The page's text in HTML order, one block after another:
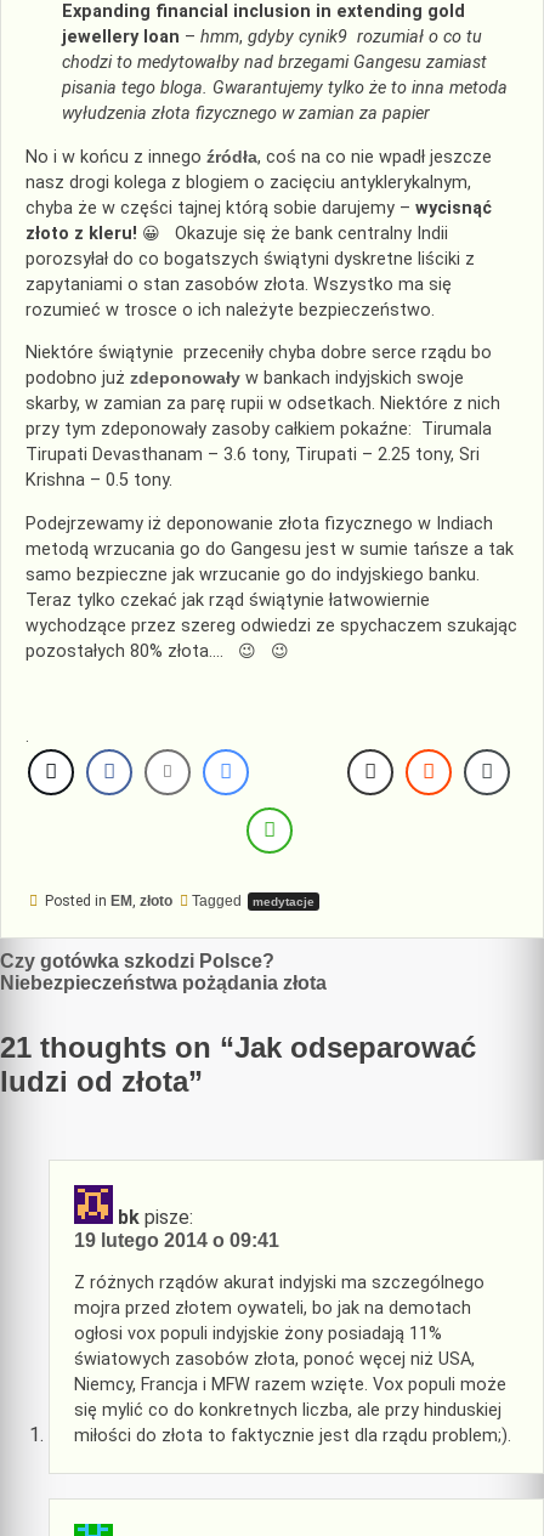
Expanding financial inclusion in extending gold
jewellery loan – hmm, gdyby cynik9 rozumiał o co tu
chodzi to medytowałby nad brzegami Gangesu zamiast
pisania tego bloga. Gwarantujemy tylko że to inna metoda
wyłudzenia złota fizycznego w zamian za papier
No i w końcu z innego źródła, coś na co nie wpadł jeszcze
nasz drogi kolega z blogiem o zacięciu antyklerykalnym,
chyba że w części tajnej którą sobie darujemy – wycisnąć
złoto z kleru! 😀 Okazuje się że bank centralny Indii
porozsyłał do co bogatszych świątyni dyskretne liściki z
zapytaniami o stan zasobów złota. Wszystko ma się
rozumieć w trosce o ich należyte bezpieczeństwo.
Niektóre świątynie przeceniły chyba dobre serce rządu bo
podobno już zdeponowały w bankach indyjskich swoje
skarby, w zamian za parę rupii w odsetkach. Niektóre z nich
przy tym zdeponowały zasoby całkiem pokaźne: Tirumala
Tirupati Devasthanam – 3.6 tony, Tirupati – 2.25 tony, Sri
Krishna – 0.5 tony.
Podejrzewamy iż deponowanie złota fizycznego w Indiach
metodą wrzucania go do Gangesu jest w sumie tańsze a tak
samo bezpieczne jak wrzucanie go do indyjskiego banku.
Teraz tylko czekać jak rząd świątynie łatwowiernie
wychodzące przez szereg odwiedzi ze spychaczem szukając
pozostałych 80% złota…. 😉 😉
.
Posted in EM, złoto Tagged medytacje
Nawigacja
wpisu
Czy gotówka szkodzi Polsce?
Niebezpieczeństwa pożądania złota
21 thoughts on “Jak odseparować
ludzi od złota”
bk pisze:
19 lutego 2014 o 09:41
Z różnych rządów akurat indyjski ma szczególnego
mojra przed złotem oywateli, bo jak na demotach
ogłosi vox populi indyjskie żony posiadają 11%
światowych zasobów złota, ponoć węcej niż USA,
Niemcy, Francja i MFW razem wzięte. Vox populi może
się mylić co do konkretnych liczba, ale przy hinduskiej
miłości do złota to faktycznie jest dla rządu problem;).